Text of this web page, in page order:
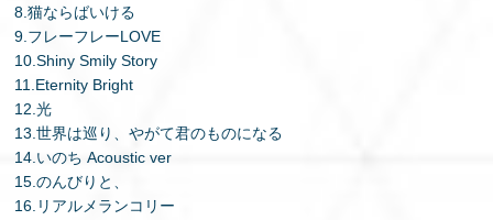
8.猫ならばいける
9.フレーフレーLOVE
10.Shiny Smily Story
11.Eternity Bright
12.光
13.世界は巡り、やがて君のものになる
14.いのち Acoustic ver
15.のんびりと、
16.リアルメランコリー